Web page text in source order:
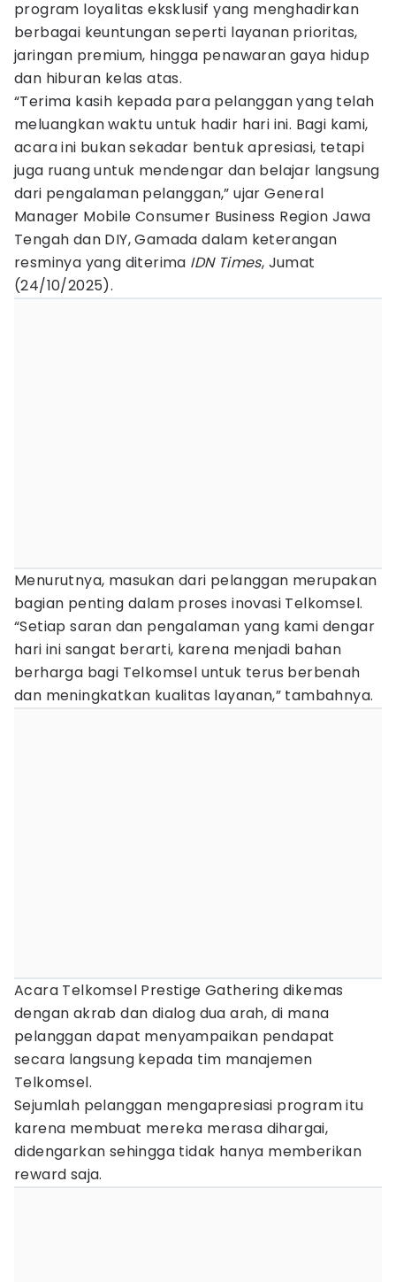
program loyalitas eksklusif yang menghadirkan
berbagai keuntungan seperti layanan prioritas,
jaringan premium, hingga penawaran gaya hidup
dan hiburan kelas atas.
“Terima kasih kepada para pelanggan yang telah
meluangkan waktu untuk hadir hari ini. Bagi kami,
acara ini bukan sekadar bentuk apresiasi, tetapi
juga ruang untuk mendengar dan belajar langsung
dari pengalaman pelanggan,” ujar General
Manager Mobile Consumer Business Region Jawa
Tengah dan DIY, Gamada dalam keterangan
resminya yang diterima IDN Times, Jumat
(24/10/2025).
Menurutnya, masukan dari pelanggan merupakan
bagian penting dalam proses inovasi Telkomsel.
“Setiap saran dan pengalaman yang kami dengar
hari ini sangat berarti, karena menjadi bahan
berharga bagi Telkomsel untuk terus berbenah
dan meningkatkan kualitas layanan,” tambahnya.
Acara Telkomsel Prestige Gathering dikemas
dengan akrab dan dialog dua arah, di mana
pelanggan dapat menyampaikan pendapat
secara langsung kepada tim manajemen
Telkomsel.
Sejumlah pelanggan mengapresiasi program itu
karena membuat mereka merasa dihargai,
didengarkan sehingga tidak hanya memberikan
reward saja.